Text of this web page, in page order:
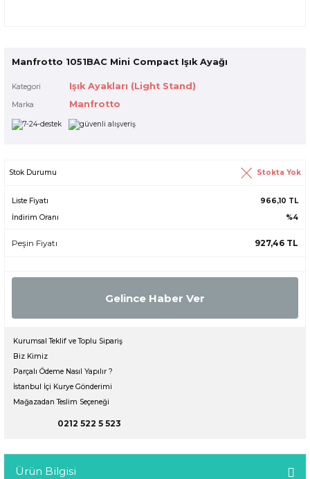
Manfrotto 1051BAC Mini Compact Işık Ayağı
Kategori Işık Ayakları (Light Stand)
Marka Manfrotto
Stok Durumu Stokta Yok
Liste Fiyatı
966,10 TL
İndirim Oranı
%4
Peşin Fiyatı 927,46 TL
Gelince Haber Ver
Kurumsal Teklif ve Toplu Sipariş
Biz Kimiz
Parçalı Ödeme Nasıl Yapılır ?
İstanbul İçi Kurye Gönderimi
Mağazadan Teslim Seçeneği
0212 522 5 523
Ürün Bilgisi